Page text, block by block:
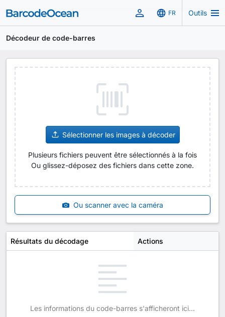
FR Outils
Décodeur de code-barres
Sélectionner les images à décoder
Plusieurs fichiers peuvent être sélectionnés à la fois
Ou glissez-déposez des fichiers dans cette zone.
Ou scanner avec la caméra
Résultats du décodage Actions
Les informations du code-barres s'afficheront ici...